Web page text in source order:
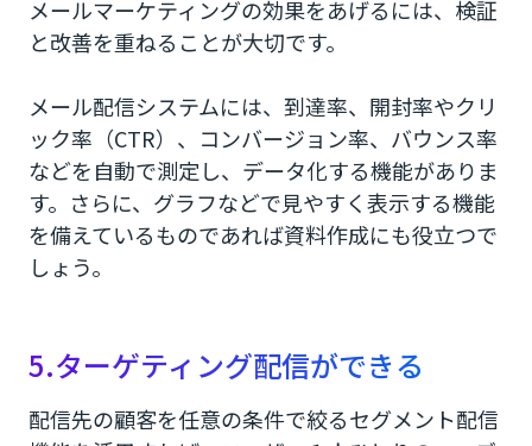
メールマーケティングの効果をあげるには、検証
と改善を重ねることが大切です。
メール配信システムには、到達率、開封率やクリ
ック率（CTR）、コンバージョン率、バウンス率
などを自動で測定し、データ化する機能がありま
す。さらに、グラフなどで見やすく表示する機能
を備えているものであれば資料作成にも役立つで
しょう。
5.ターゲティング配信ができる
配信先の顧客を任意の条件で絞るセグメント配信